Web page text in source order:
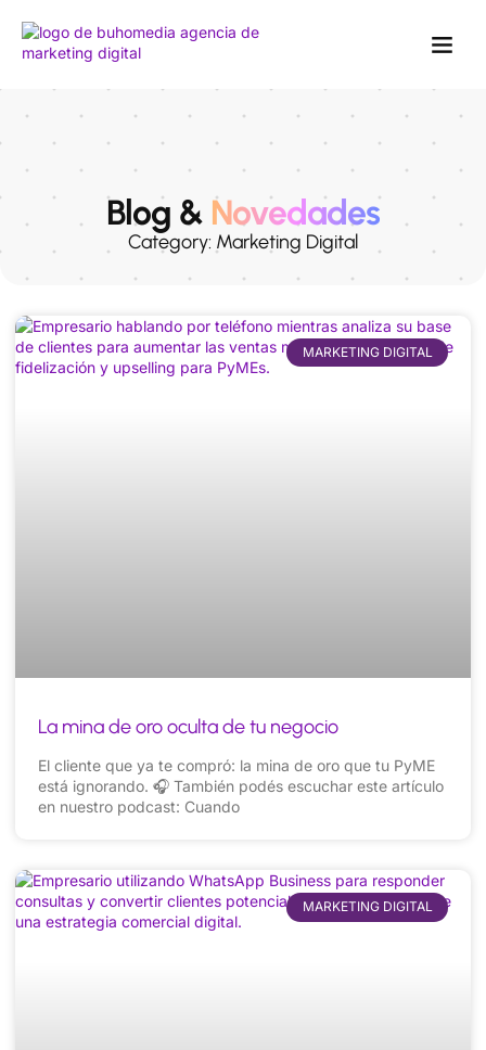
Blog & Novedades
Category: Marketing Digital
MARKETING DIGITAL
La mina de oro oculta de tu negocio
El cliente que ya te compró: la mina de oro que tu PyME
está ignorando. 🎧 También podés escuchar este artículo
en nuestro podcast: Cuando
MARKETING DIGITAL